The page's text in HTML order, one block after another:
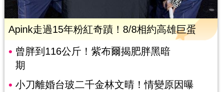
Apink走過15年粉紅奇蹟！8/8相約高雄巨蛋
曾胖到116公斤！紫布爾揭肥胖黑暗
期
小刀離婚台玻二千金林文晴！情變原因曝